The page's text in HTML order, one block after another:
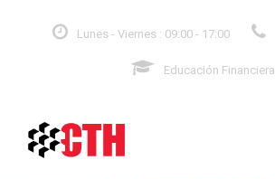
Lunes - Viernes : 09:00 - 17:00
Educación Financiera